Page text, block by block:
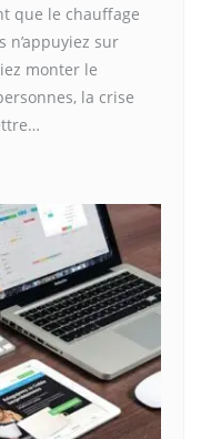
que le chauffage
n’appuyiez sur
monter le
la crise